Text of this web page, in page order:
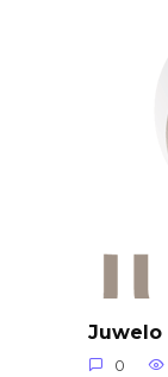
Juwelo
0